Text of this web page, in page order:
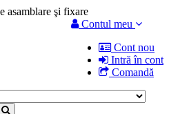
asamblare şi fixare
Contul meu
Cont nou
Intră în cont
Comandă